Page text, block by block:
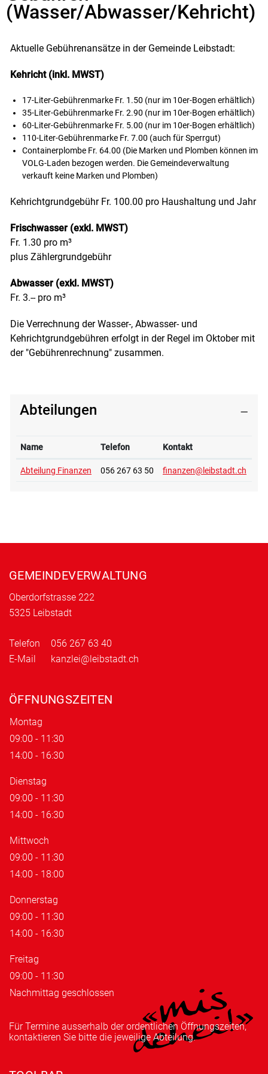
(Wasser/Abwasser/Kehricht)
Aktuelle Gebührenansätze in der Gemeinde Leibstadt:
Kehricht (inkl. MWST)
17-Liter-Gebührenmarke Fr. 1.50 (nur im 10er-Bogen erhältlich)
35-Liter-Gebührenmarke Fr. 2.90 (nur im 10er-Bogen erhältlich)
60-Liter-Gebührenmarke Fr. 5.00 (nur im 10er-Bogen erhältlich)
110-Liter-Gebührenmarke Fr. 7.00 (auch für Sperrgut)
Containerplombe Fr. 64.00 (Die Marken und Plomben können im
VOLG-Laden bezogen werden. Die Gemeindeverwaltung
verkauft keine Marken und Plomben)
Kehrichtgrundgebühr Fr. 100.00 pro Haushaltung und Jahr
Frischwasser (exkl. MWST)
Fr. 1.30 pro m³
plus Zählergrundgebühr
Abwasser (exkl. MWST)
Fr. 3.-- pro m³
Die Verrechnung der Wasser-, Abwasser- und
Kehrichtgrundgebühren erfolgt in der Regel im Oktober mit
der "Gebührenrechnung" zusammen.
Zugehörige Objekte
Abteilungen
Name Telefon Kontakt
Abteilung Finanzen 056 267 63 50 finanzen@leibstadt.ch
Fusszeile
GEMEINDEVERWALTUNG
Oberdorfstrasse 222
5325 Leibstadt
Telefon
056 267 63 40
E-Mail
kanzlei@leibstadt.ch
ÖFFNUNGSZEITEN
Montag
09:00 - 11:30
14:00 - 16:30
Dienstag
09:00 - 11:30
14:00 - 16:30
Mittwoch
09:00 - 11:30
14:00 - 18:00
Donnerstag
09:00 - 11:30
14:00 - 16:30
Freitag
09:00 - 11:30
Nachmittag geschlossen
Für Termine ausserhalb der ordentlichen Öffnungszeiten,
kontaktieren Sie bitte die jeweilige Abteilung.